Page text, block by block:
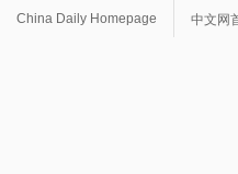
China Daily Homepage 中文网